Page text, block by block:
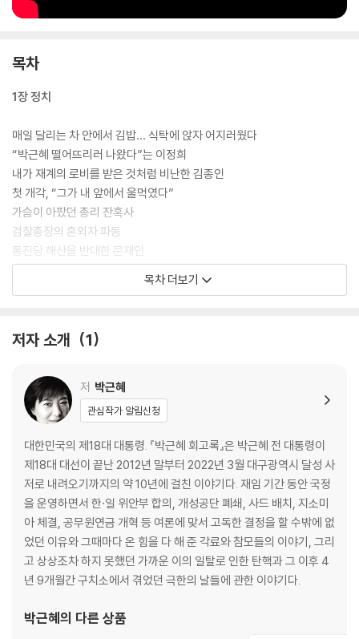
목차
1장 정치
매일 달리는 차 안에서 김밥… 식탁에 앉자 어지러웠다
“박근혜 떨어뜨리러 나왔다”는 이정희
내가 재계의 로비를 받은 것처럼 비난한 김종인
첫 개각, “그가 내 앞에서 울먹였다”
가슴이 아팠던 총리 잔혹사
검찰총장의 혼외자 파동
통진당 해산을 반대한 문재인
“그는 내가 평소 알던 진영이 아니었다”
‘세월호 7시간’의 황당했던 루머
청와대 비서관들을 막후조종한다는 정윤회?
아쉬웠던 공무원연금 개혁
유승민의 연락 두절
너무나 안타까운 2016년
조선일보와 우병우
2장 외교안보
개성공단 폐쇄
“뭔 결렬”이냐며 팔을 붙잡은 김양건
북에 울려 퍼진 ‘소원을 말해 봐’
사드(THAAD)
카디즈 보라매 사업
목차 더보기
저자 소개 1
저 박근혜
관심작가 알림신청
대한민국의 제18대 대통령. 『박근혜 회고록』은 박근혜 전 대통령이
제18대 대선이 끝난 2012년 말부터 2022년 3월 대구광역시 달성 사
저로 내려오기까지의 약 10년에 걸친 이야기다. 재임 기간 동안 국정
을 운영하면서 한·일 위안부 합의, 개성공단 폐쇄, 사드 배치, 지소미
아 체결, 공무원연금 개혁 등 여론에 맞서 고독한 결정을 할 수밖에 없
었던 이유와 그때마다 온 힘을 다 해 준 각료와 참모들의 이야기, 그리
고 상상조차 하지 못했던 가까운 이의 일탈로 인한 탄핵과 그 이후 4
년 9개월간 구치소에서 겪었던 극한의 날들에 관한 이야기다.
박근혜의 다른 상품